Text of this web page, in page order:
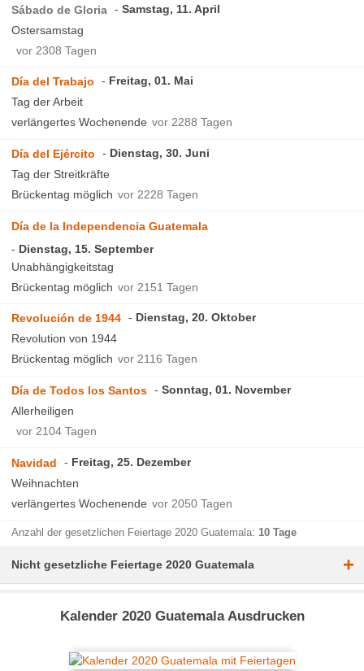
Sábado de Gloria
Samstag, 11. April
Ostersamstag
vor 2308 Tagen
Día del Trabajo
Freitag, 01. Mai
Tag der Arbeit
verlängertes Wochenende vor 2288 Tagen
Día del Ejército
Dienstag, 30. Juni
Tag der Streitkräfte
Brückentag möglich vor 2228 Tagen
Día de la Independencia Guatemala
Dienstag, 15. September
Unabhängigkeitstag
Brückentag möglich vor 2151 Tagen
Revolución de 1944
Dienstag, 20. Oktober
Revolution von 1944
Brückentag möglich vor 2116 Tagen
Día de Todos los Santos
Sonntag, 01. November
Allerheiligen
vor 2104 Tagen
Navidad
Freitag, 25. Dezember
Weihnachten
verlängertes Wochenende vor 2050 Tagen
Anzahl der gesetzlichen Feiertage 2020 Guatemala: 10 Tage
Nicht gesetzliche Feiertage 2020 Guatemala +
Kalender 2020 Guatemala Ausdrucken